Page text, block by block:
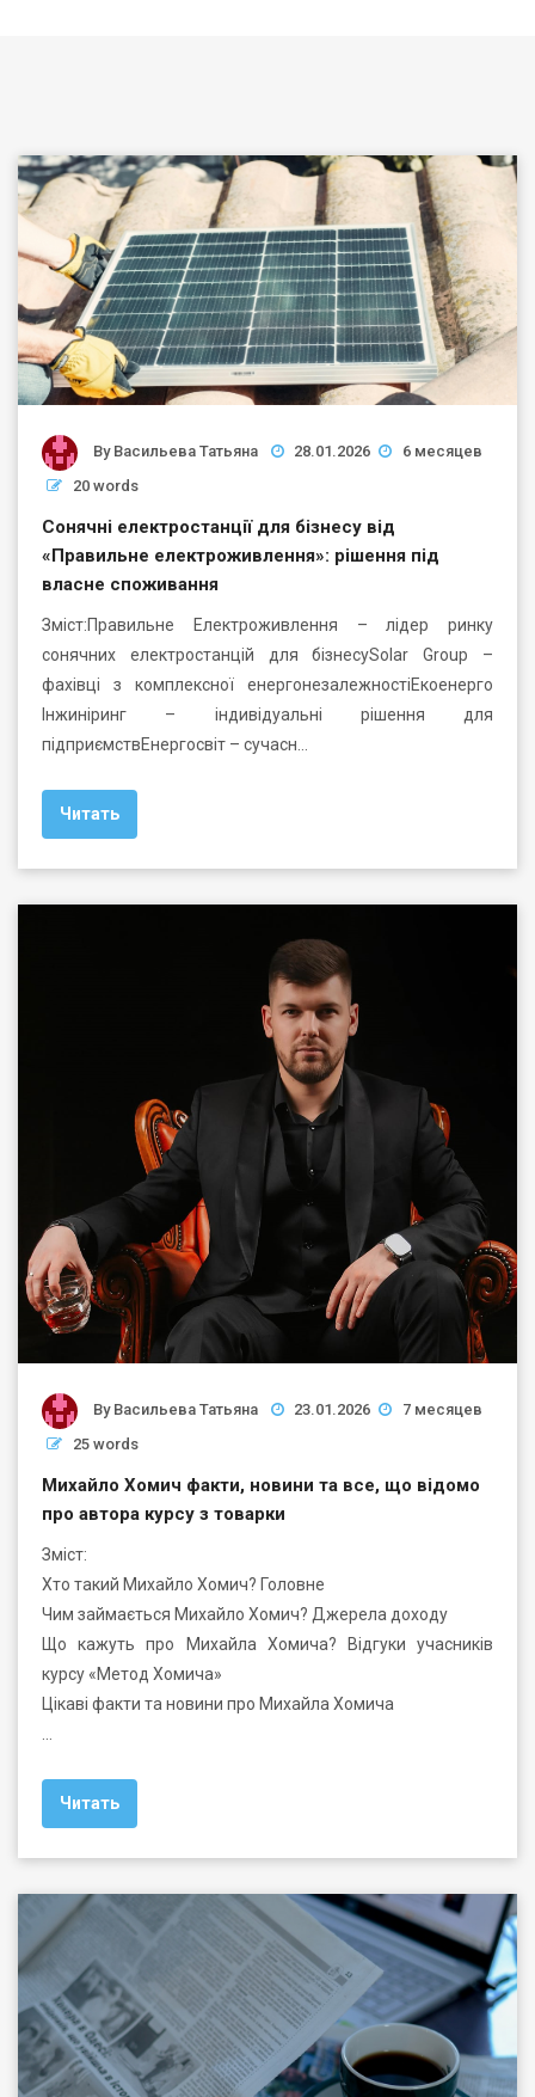
By Васильева Татьяна 28.01.2026
6 месяцев
20 words
Сонячні електростанції для бізнесу від
«Правильне електроживлення»: рішення під
власне споживання
Зміст:Правильне Електроживлення – лідер ринку
сонячних електростанцій для бізнесуSolar Group –
фахівці з комплексної енергонезалежностіЕкоенерго
Інжиніринг – індивідуальні рішення для
підприємствЕнергосвіт – сучасн…
Читать
By Васильева Татьяна 23.01.2026
7 месяцев
25 words
Михайло Хомич факти, новини та все, що відомо
про автора курсу з товарки
Зміст:
Хто такий Михайло Хомич? Головне
Чим займається Михайло Хомич? Джерела доходу
Що кажуть про Михайла Хомича? Відгуки учасників
курсу «Метод Хомича»
Цікаві факти та новини про Михайла Хомича
Читать